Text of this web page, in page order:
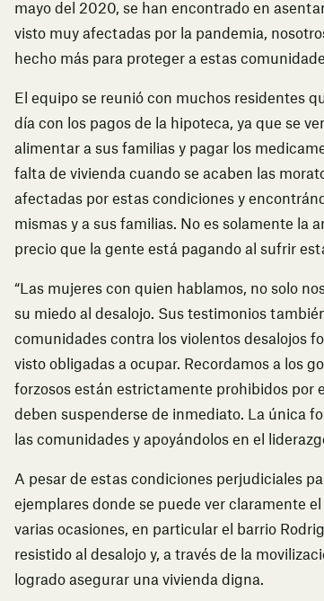
mayo del 2020, se han encontrado en
visto muy afectadas por la pandemia,
hecho más para proteger a estas
El equipo se reunió con muchos residentes
día con los pagos de la hipoteca, ya que se
alimentar a sus familias y pagar los
falta de vivienda cuando se acaben las
afectadas por estas condiciones y
mismas y a sus familias. No es solamente la
precio que la gente está pagando al sufrir
“Las mujeres con quien hablamos, no solo
su miedo al desalojo. Sus testimonios
comunidades contra los violentos desalojos
visto obligadas a ocupar. Recordamos a los
forzosos están estrictamente prohibidos por
deben suspenderse de inmediato. La única
las comunidades y apoyándolos en el
A pesar de estas condiciones perjudiciales
ejemplares donde se puede ver claramente
varias ocasiones, en particular el barrio
resistido al desalojo y, a través de la
logrado asegurar una vivienda digna.